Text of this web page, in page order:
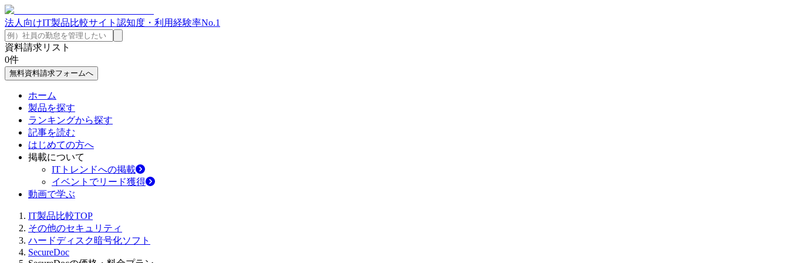
法人向けIT製品比較サイト 認知度・利用経験率No.1
資料請求リスト
0件
無料資料請求フォームへ
ホーム
製品を探す
ランキングから探す
記事を読む
はじめての方へ
掲載について
ITトレンドへの掲載
イベントでリード獲得
動画で学ぶ
IT製品比較TOP
その他のセキュリティ
ハードディスク暗号化ソフト
SecureDoc